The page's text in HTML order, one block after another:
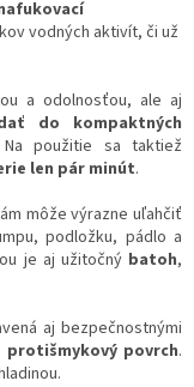
vodných aktivít, či už
a odolnosťou, ale aj
do kompaktných
použitie sa taktiež
len pár minút.
môže výrazne uľahčiť
podložku, pádlo a
je aj užitočný batoh,
aj bezpečnostnými
protišmykový povrch.